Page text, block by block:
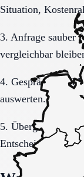
Situation,
3. Anfrage sauber
vergleichbar
4. Gespräche und
auswerten.
5. Übergang,
Entscheidung